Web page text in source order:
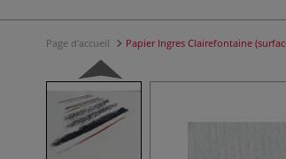
Page d'accueil Papier Ingres Clairefontaine